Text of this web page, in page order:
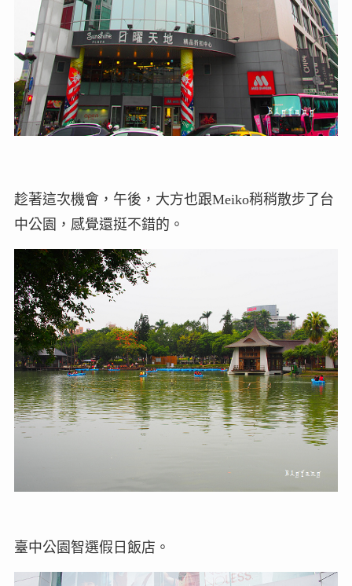
趁著這次機會，午後，大方也跟Meiko稍稍散步了台
中公園，感覺還挺不錯的。
臺中公園智選假日飯店。